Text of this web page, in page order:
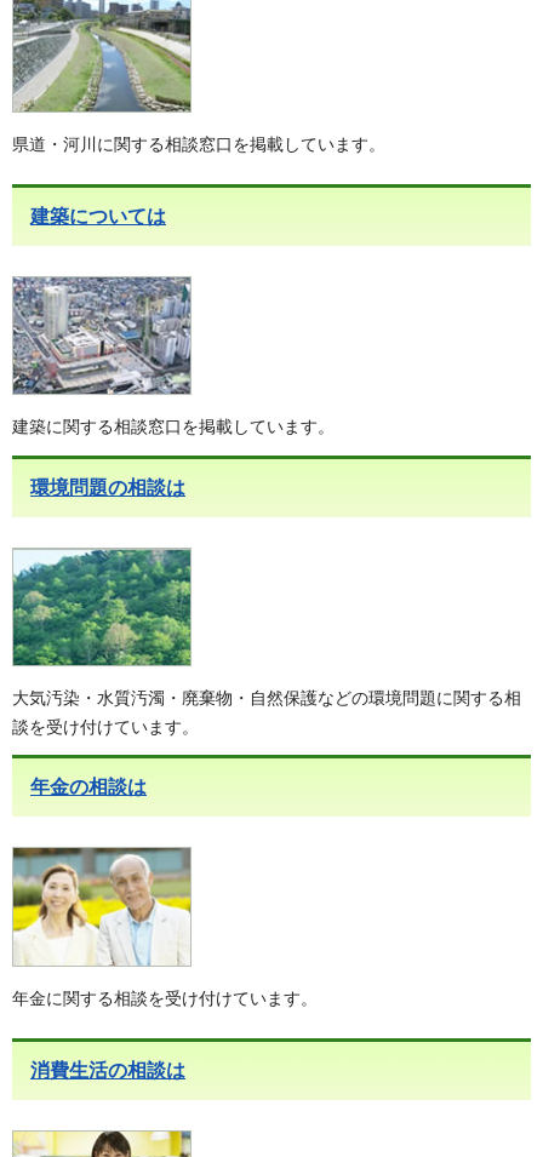
県道・河川に関する相談窓口を掲載しています。
建築については
建築に関する相談窓口を掲載しています。
環境問題の相談は
大気汚染・水質汚濁・廃棄物・自然保護などの環境問題に関する相
談を受け付けています。
年金の相談は
年金に関する相談を受け付けています。
消費生活の相談は